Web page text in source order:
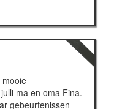
mooie
ma en oma Fina.
gebeurtenissen